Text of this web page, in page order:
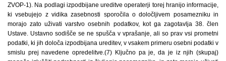
ZVOP-1). Na podlagi izpodbijane ureditve operaterji torej hranijo informacije,
ki vsebujejo z vidika zasebnosti sporočila o določljivem posamezniku in
morajo zato uživati varstvo osebnih podatkov, kot ga zagotavlja 38. člen
Ustave. Ustavno sodišče se ne spušča v vprašanje, ali so prav vsi prometni
podatki, ki jih določa izpodbijana ureditev, v vsakem primeru osebni podatki v
smislu prej navedene opredelitve.(7) Ključno pa je, da je iz njih (skupaj)